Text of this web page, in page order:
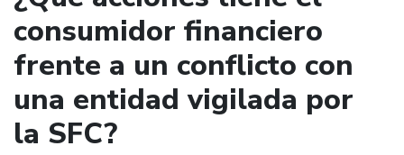
consumidor financiero
frente a un conflicto con
una entidad vigilada por
la SFC?